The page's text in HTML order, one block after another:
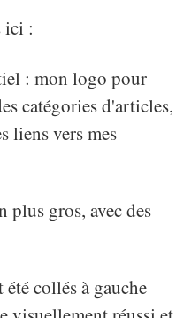
ici :
: mon logo pour
catégories d'articles,
liens vers mes
plus gros, avec des
collés à gauche